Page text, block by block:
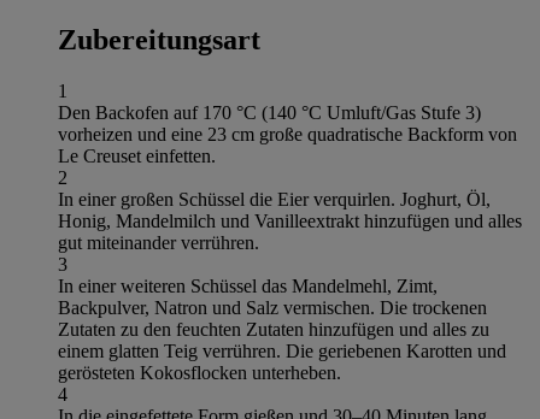
Zubereitungsart
1
Den Backofen auf 170 °C (140 °C Umluft/Gas Stufe 3)
vorheizen und eine 23 cm große quadratische Backform von
Le Creuset einfetten.
2
In einer großen Schüssel die Eier verquirlen. Joghurt, Öl,
Honig, Mandelmilch und Vanilleextrakt hinzufügen und alles
gut miteinander verrühren.
3
In einer weiteren Schüssel das Mandelmehl, Zimt,
Backpulver, Natron und Salz vermischen. Die trockenen
Zutaten zu den feuchten Zutaten hinzufügen und alles zu
einem glatten Teig verrühren. Die geriebenen Karotten und
gerösteten Kokosflocken unterheben.
4